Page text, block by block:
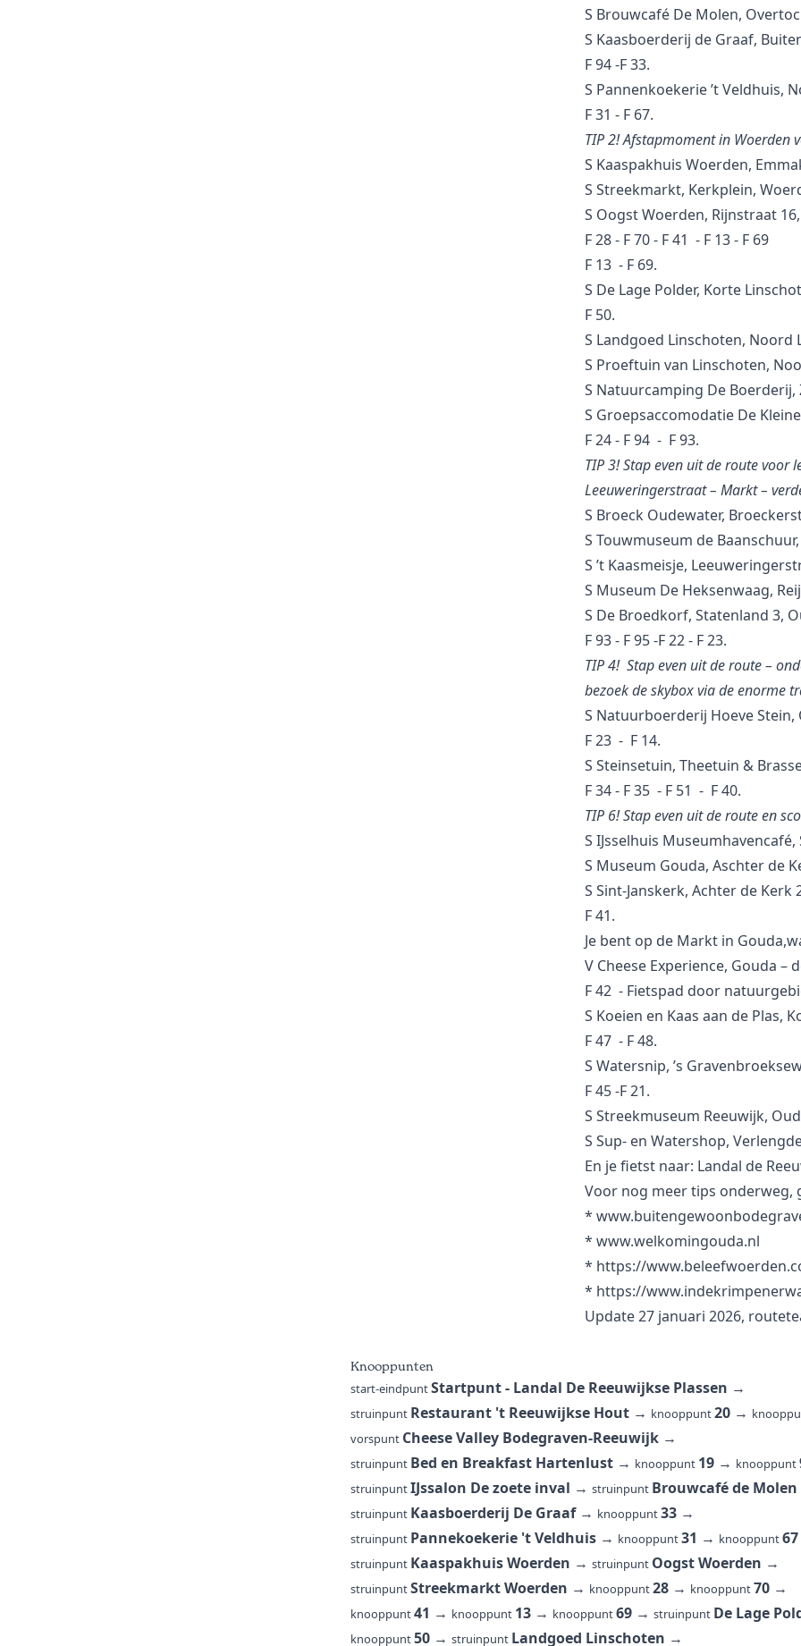
S Brouwcafé De Molen,
S Kaasboerderij de Graaf,
F 94 -F 33.
S Pannenkoekerie ’t Veldhuis,
F 31 - F 67.
TIP 2! Afstapmoment in Woerden
S Kaaspakhuis Woerden,
S Streekmarkt, Kerkplein,
S Oogst Woerden, Rijnstraat
F 28 - F 70 - F 41 - F 13 - F 69
F 13 - F 69.
S De Lage Polder, Korte
F 50.
S Landgoed Linschoten, Noord
S Proeftuin van Linschoten,
S Natuurcamping De
S Groepsaccomodatie De
F 24 - F 94 - F 93.
TIP 3! Stap even uit de route voor
Leeuweringerstraat – Markt –
S Broeck Oudewater,
S Touwmuseum de
S ’t Kaasmeisje,
S Museum De Heksenwaag,
S De Broedkorf, Statenland 3,
F 93 - F 95 -F 22 - F 23.
TIP 4! Stap even uit de route –
bezoek de skybox via de enorme
S Natuurboerderij Hoeve
F 23 - F 14.
S Steinsetuin, Theetuin &
F 34 - F 35 - F 51 - F 40.
TIP 6! Stap even uit de route en
S IJsselhuis
S Museum Gouda, Aschter de
S Sint-Janskerk, Achter de Kerk
F 41.
Je bent op de Markt in
V Cheese Experience, Gouda
F 42 - Fietspad door
S Koeien en Kaas aan de Plas,
F 47 - F 48.
S Watersnip, ’s
F 45 -F 21.
S Streekmuseum Reeuwijk,
S Sup- en Watershop,
En je fietst naar: Landal de
Voor nog meer tips onderweg,
*
* www.welkomingouda.nl
* https://
* https://
Update 27 januari 2026,
Knooppunten
start-eindpuntStartpunt - Landal De Reeuwijkse Plassen →
struinpunt Restaurant 't Reeuwijkse Hout→ knooppunt20→
vorspunt Cheese Valley Bodegraven-Reeuwijk→
struinpunt Bed en Breakfast Hartenlust→ knooppunt 19→ knooppunt
struinpuntIJssalon De zoete inval → struinpunt Brouwcafé de Molen
struinpunt Kaasboerderij De Graaf→ knooppunt33→
struinpunt Pannekoekerie 't Veldhuis→ knooppunt31 → knooppunt67
struinpunt Kaaspakhuis Woerden → struinpunt Oogst Woerden →
struinpuntStreekmarkt Woerden → knooppunt28→ knooppunt70→
knooppunt41 → knooppunt 13→ knooppunt69→ struinpunt De Lage
knooppunt50→ struinpunt Landgoed Linschoten →